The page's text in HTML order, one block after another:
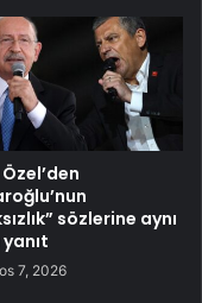
sözlerine aynı
7, 2026